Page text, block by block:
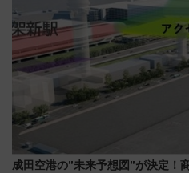
成田空港の”未来予想図”が決定！